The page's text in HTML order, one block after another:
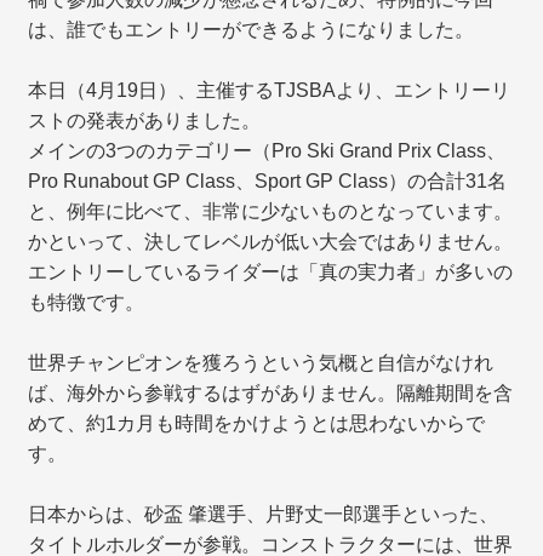
は、誰でもエントリーができるようになりました。
本日（4月19日）、主催するTJSBAより、エントリーリ
ストの発表がありました。
メインの3つのカテゴリー（Pro Ski Grand Prix Class、
Pro Runabout GP Class、Sport GP Class）の合計31名
と、例年に比べて、非常に少ないものとなっています。
かといって、決してレベルが低い大会ではありません。
エントリーしているライダーは「真の実力者」が多いの
も特徴です。
世界チャンピオンを獲ろうという気概と自信がなけれ
ば、海外から参戦するはずがありません。隔離期間を含
めて、約1カ月も時間をかけようとは思わないからで
す。
日本からは、砂盃 肇選手、片野丈一郎選手といった、
タイトルホルダーが参戦。コンストラクターには、世界